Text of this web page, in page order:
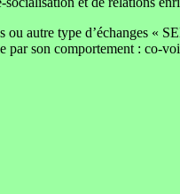
autre type d’échanges «
par son comportement :